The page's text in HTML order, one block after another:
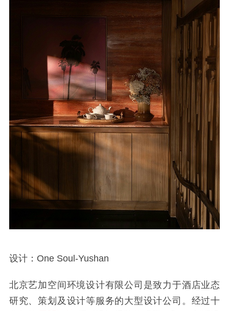
设计：One Soul-Yushan
北京艺加空间环境设计有限公司是致力于酒店业态
研究、策划及设计等服务的大型设计公司。经过十